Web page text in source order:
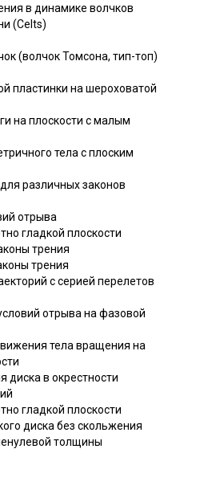
в динамике волчков
(Celts)
(волчок Томсона, тип-топ)
пластинки на шероховатой
на плоскости с малым
тела с плоским
различных законов
отрыва
гладкой плоскости
трения
трения
с серией перелетов
отрыва на фазовой
тела вращения на
диска в окрестности
гладкой плоскости
диска без скольжения
толщины